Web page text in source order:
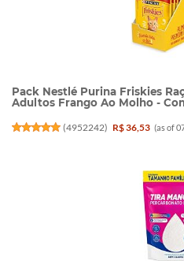
Pack Nestlé Purina Friskies
Adultos Frango Ao Molho -
(4952242) R$ 36,53 (as of